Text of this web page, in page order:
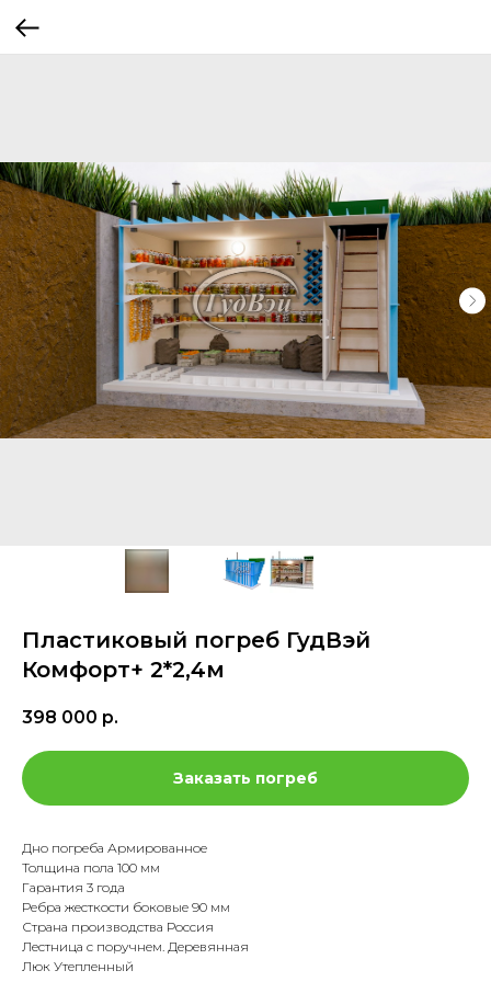
Пластиковый погреб ГудВэй
Комфорт+ 2*2,4м
398 000 р.
Заказать погреб
Дно погреба Армированное
Толщина пола 100 мм
Гарантия 3 года
Ребра жесткости боковые 90 мм
Страна производства Россия
Лестница с поручнем. Деревянная
Люк Утепленный